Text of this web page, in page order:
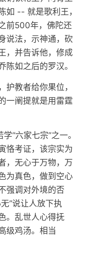
如 -- 就是歌利王，
前500年，佛陀还
说法，示神通，砍
，并告诉他，修成
陈如之后的罗汉。
护教者给你果位，
一阐提就是用雷霆
“六家七宗”之一。
恪考证，该宗实为
，无心于万物，万
为真色，做到空心
强调对外境的否
”说让人放下执
。乱世人心得抚
级鸡汤。相当